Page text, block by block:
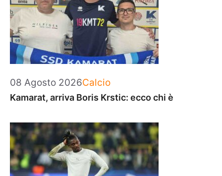
08 Agosto 2026Categorie
Calcio
Kamarat, arriva Boris Krstic: ecco chi è